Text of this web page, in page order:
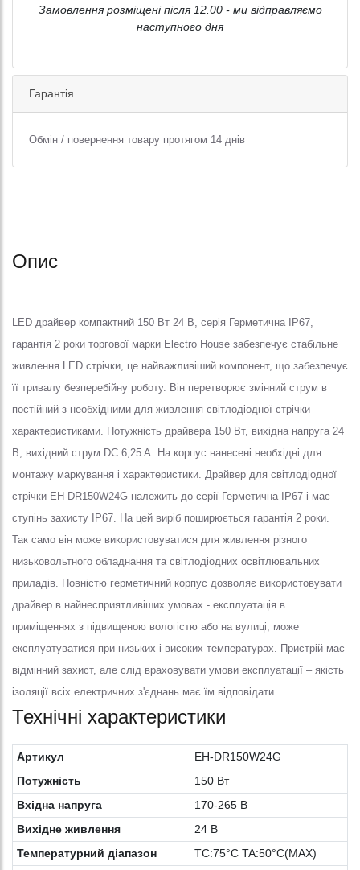
Замовлення розміщені після 12.00 - ми відправляємо
наступного дня
Гарантія
Обмін / повернення товару протягом 14 днів
Опис
LED драйвер компактний 150 Вт 24 В, серія Герметична IP67,
гарантія 2 роки торгової марки Electro House забезпечує стабільне
живлення LED стрічки, це найважливіший компонент, що забезпечує
її тривалу безперебійну роботу. Він перетворює змінний струм в
постійний з необхідними для живлення світлодіодної стрічки
характеристиками. Потужність драйвера 150 Вт, вихідна напруга 24
В, вихідний струм DC 6,25 A. На корпус нанесені необхідні для
монтажу маркування і характеристики. Драйвер для світлодіодної
стрічки EH-DR150W24G належить до серії Герметична IP67 і має
ступінь захисту IP67. На цей виріб поширюється гарантія 2 роки.
Так само він може використовуватися для живлення різного
низьковольтного обладнання та світлодіодних освітлювальних
приладів. Повністю герметичний корпус дозволяє використовувати
драйвер в найнесприятливіших умовах - експлуатація в
приміщеннях з підвищеною вологістю або на вулиці, може
експлуатуватися при низьких і високих температурах. Пристрій має
відмінний захист, але слід враховувати умови експлуатації – якість
ізоляції всіх електричних з'єднань має їм відповідати.
Технічні характеристики
Артикул
EH-DR150W24G
Потужність
150 Вт
Вхідна напруга
170-265 В
Вихідне живлення
24 В
Температурний діапазон
TC:75°C TA:50°C(MAX)